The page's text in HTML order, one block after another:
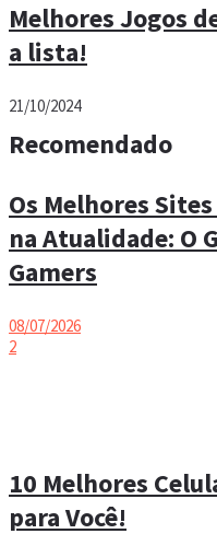
Melhores Jogos
a lista!
21/10/2024
Recomendado
Os Melhores
na Atualidade: O
Gamers
08/07/2026
2
10 Melhores
para Você!